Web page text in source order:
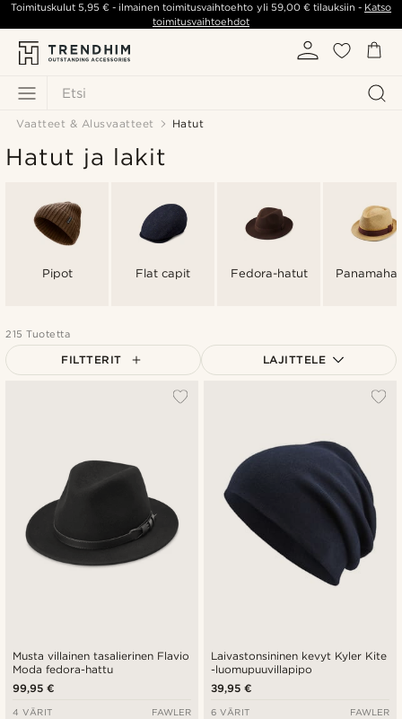
Etsi
Toimituskulut5,95 € - ilmainen toimitusvaihtoehto yli 59,00 €tilauksiin - Katso
toimitusvaihtoehdot
Vaatteet & Alusvaatteet Hatut
Hatut ja lakit
Pipot Flat capit Fedora-hatut
215 Tuotetta
FILTTERIT LAJITTELE
Kallein
Musta villainen tasalierinen Flavio
Moda fedora-hattu
99,95 €
4 VÄRIT FAWLER
Laivastonsininen kevyt Kyler Kite
-luomupuuvillapipo
39,95 €
6 VÄRIT FAWLER